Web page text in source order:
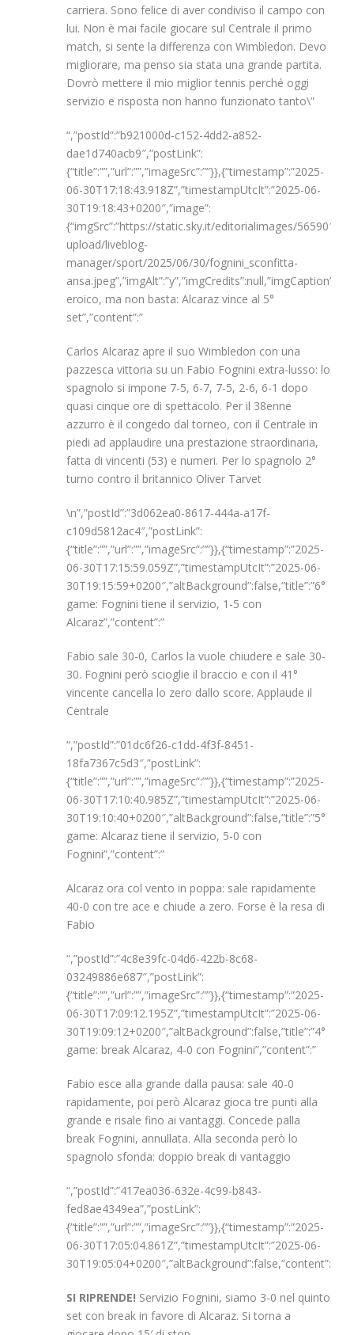
carriera. Sono felice di aver condiviso il campo con
lui. Non è mai facile giocare sul Centrale il primo
match, si sente la differenza con Wimbledon. Devo
migliorare, ma penso sia stata una grande partita.
Dovrò mettere il mio miglior tennis perché oggi
servizio e risposta non hanno funzionato tanto\”
“,”postId”:”b921000d-c152-4dd2-a852-
dae1d740acb9″,”postLink”:
{“title”:””,”url”:””,”imageSrc”:””}},{“timestamp”:”2025-
06-30T17:18:43.918Z”,”timestampUtcIt”:”2025-06-
30T19:18:43+0200″,”image”:
{“imgSrc”:”https://static.sky.it/editorialimages/
upload/liveblog-
manager/sport/2025/06/30/fognini_sconfitta-
eroico, ma non basta: Alcaraz vince al 5°
set”,”content”:”
Carlos Alcaraz apre il suo Wimbledon con una
pazzesca vittoria su un Fabio Fognini extra-lusso: lo
spagnolo si impone 7-5, 6-7, 7-5, 2-6, 6-1 dopo
quasi cinque ore di spettacolo. Per il 38enne
azzurro è il congedo dal torneo, con il Centrale in
piedi ad applaudire una prestazione straordinaria,
fatta di vincenti (53) e numeri. Per lo spagnolo 2°
turno contro il britannico Oliver Tarvet
\n”,”postId”:”3d062ea0-8617-444a-a17f-
c109d5812ac4″,”postLink”:
{“title”:””,”url”:””,”imageSrc”:””}},{“timestamp”:”2025-
06-30T17:15:59.059Z”,”timestampUtcIt”:”2025-06-
30T19:15:59+0200″,”altBackground”:false,”title”:”6°
game: Fognini tiene il servizio, 1-5 con
Alcaraz”,”content”:”
Fabio sale 30-0, Carlos la vuole chiudere e sale 30-
30. Fognini però scioglie il braccio e con il 41°
vincente cancella lo zero dallo score. Applaude il
Centrale
“,”postId”:”01dc6f26-c1dd-4f3f-8451-
18fa7367c5d3″,”postLink”:
{“title”:””,”url”:””,”imageSrc”:””}},{“timestamp”:”2025-
06-30T17:10:40.985Z”,”timestampUtcIt”:”2025-06-
30T19:10:40+0200″,”altBackground”:false,”title”:”5°
game: Alcaraz tiene il servizio, 5-0 con
Fognini”,”content”:”
Alcaraz ora col vento in poppa: sale rapidamente
40-0 con tre ace e chiude a zero. Forse è la resa di
Fabio
“,”postId”:”4c8e39fc-04d6-422b-8c68-
03249886e687″,”postLink”:
{“title”:””,”url”:””,”imageSrc”:””}},{“timestamp”:”2025-
06-30T17:09:12.195Z”,”timestampUtcIt”:”2025-06-
30T19:09:12+0200″,”altBackground”:false,”title”:”4°
game: break Alcaraz, 4-0 con Fognini”,”content”:”
Fabio esce alla grande dalla pausa: sale 40-0
rapidamente, poi però Alcaraz gioca tre punti alla
grande e risale fino ai vantaggi. Concede palla
break Fognini, annullata. Alla seconda però lo
spagnolo sfonda: doppio break di vantaggio
“,”postId”:”417ea036-632e-4c99-b843-
fed8ae4349ea”,”postLink”:
{“title”:””,”url”:””,”imageSrc”:””}},{“timestamp”:”2025-
06-30T17:05:04.861Z”,”timestampUtcIt”:”2025-06-
30T19:05:04+0200″,”altBackground”:false,”content”:”
SI RIPRENDE! Servizio Fognini, siamo 3-0 nel quinto
set con break in favore di Alcaraz. Si torna a